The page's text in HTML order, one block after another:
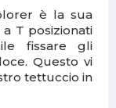
è la sua
a T posizionati
fissare gli
Questo vi
tettuccio in